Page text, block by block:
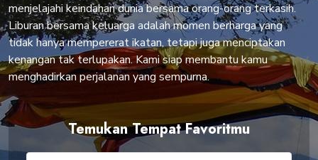
menjelajahi keindahan dunia bersama orang-orang terkasih.
Liburan bersama keluarga adalah momen berharga yang
tidak hanya mempererat ikatan, tetapi juga menciptakan
kenangan tak terlupakan. Kami siap membantu kamu
menghadirkan perjalanan yang sempurna.
Temukan Tempat Favoritmu